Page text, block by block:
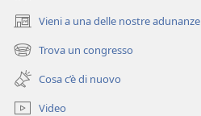
Vieni a una delle nostre adunanze
(apre
una
nuova
finestra)
Trova un congresso
(apre
una
nuova
finestra)
Cosa c’è di nuovo
Video